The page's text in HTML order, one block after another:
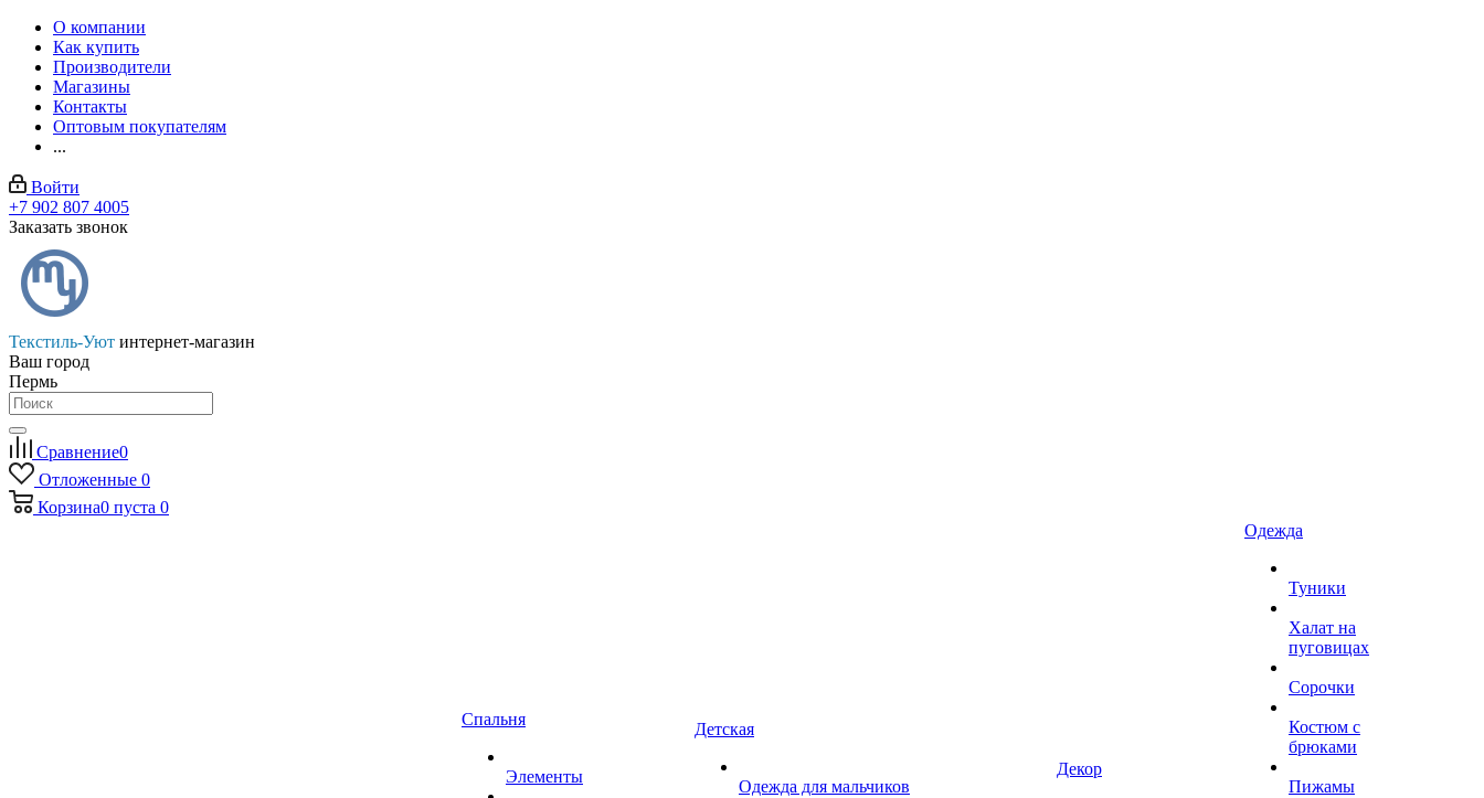
О компании
Как купить
Производители
Магазины
Контакты
Оптовым покупателям
...
Войти
+7 902 807 4005
Заказать звонок
Текстиль-Уют интернет-магазин
Ваш город
Пермь
Сравнение0
Отложенные 0
Корзина0 пуста 0
Спальня
Элементы
Детская
Одежда для мальчиков
Декор
Одежда
Туники
Халат на
пуговицах
Сорочки
Костюм с
брюками
Пижамы